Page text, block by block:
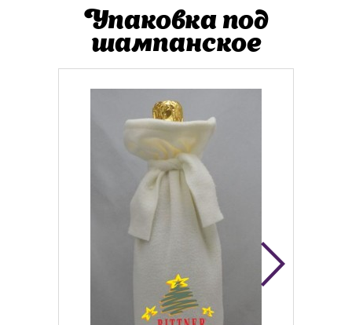
Упаковка под
шампанское